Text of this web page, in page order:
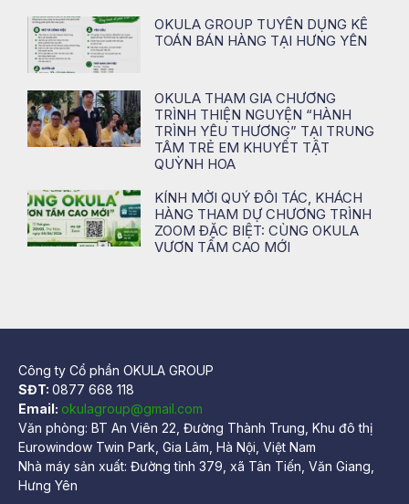
OKULA GROUP TUYỂN DỤNG KẾ
TOÁN BÁN HÀNG TẠI HƯNG YÊN
OKULA THAM GIA CHƯƠNG
TRÌNH THIỆN NGUYỆN “HÀNH
TRÌNH YÊU THƯƠNG” TẠI TRUNG
TÂM TRẺ EM KHUYẾT TẬT
QUỲNH HOA
KÍNH MỜI QUÝ ĐỐI TÁC, KHÁCH
HÀNG THAM DỰ CHƯƠNG TRÌNH
ZOOM ĐẶC BIỆT: CÙNG OKULA
VƯƠN TẦM CAO MỚI
Công ty Cổ phần OKULA GROUP
SĐT: 0877 668 118
Email: okulagroup@gmail.com
Văn phòng: BT An Viên 22, Đường Thành Trung, Khu đô thị
Eurowindow Twin Park, Gia Lâm, Hà Nội, Việt Nam
Nhà máy sản xuất: Đường tỉnh 379, xã Tân Tiến, Văn Giang,
Hưng Yên